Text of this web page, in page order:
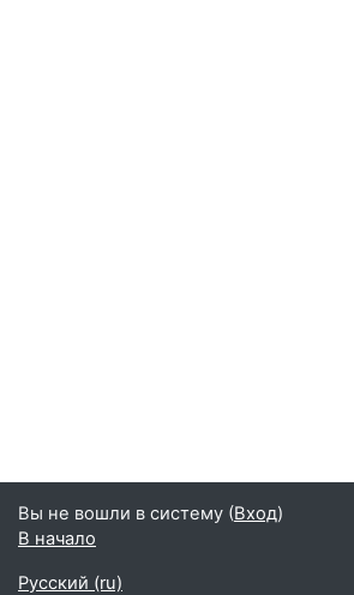
Вы не вошли в систему (Вход)
В начало
Русский ‎(ru)‎